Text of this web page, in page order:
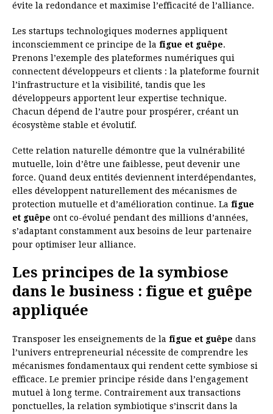
évite la redondance et maximise l’efficacité de l’alliance.
Les startups technologiques modernes appliquent
inconsciemment ce principe de la figue et guêpe.
Prenons l’exemple des plateformes numériques qui
connectent développeurs et clients : la plateforme fournit
l’infrastructure et la visibilité, tandis que les
développeurs apportent leur expertise technique.
Chacun dépend de l’autre pour prospérer, créant un
écosystème stable et évolutif.
Cette relation naturelle démontre que la vulnérabilité
mutuelle, loin d’être une faiblesse, peut devenir une
force. Quand deux entités deviennent interdépendantes,
elles développent naturellement des mécanismes de
protection mutuelle et d’amélioration continue. La figue
et guêpe ont co-évolué pendant des millions d’années,
s’adaptant constamment aux besoins de leur partenaire
pour optimiser leur alliance.
Les principes de la symbiose
dans le business : figue et guêpe
appliquée
Transposer les enseignements de la figue et guêpe dans
l’univers entrepreneurial nécessite de comprendre les
mécanismes fondamentaux qui rendent cette symbiose si
efficace. Le premier principe réside dans l’engagement
mutuel à long terme. Contrairement aux transactions
ponctuelles, la relation symbiotique s’inscrit dans la